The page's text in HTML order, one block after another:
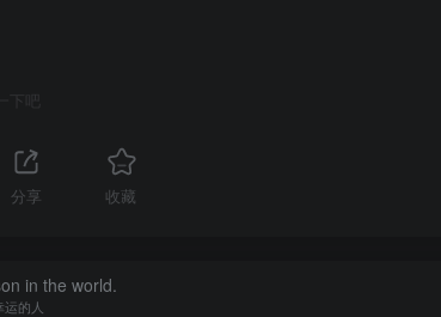
下吧
分享 收藏
in the world.
的人